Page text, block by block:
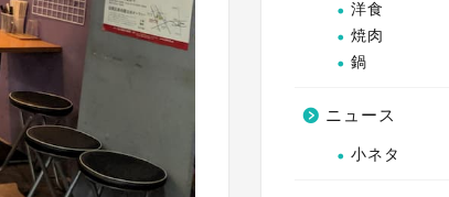
洋食
焼肉
鍋
ニュース
小ネタ